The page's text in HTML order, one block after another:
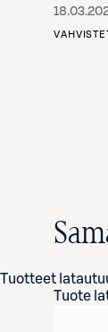
Tuotteet
Tuote